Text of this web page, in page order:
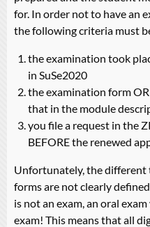
for. In order not to have an
the following criteria must
the examination took
in SuSe2020
the examination form
that in the module
you file a request in the
BEFORE the renewed
Unfortunately, the different
forms are not clearly
is not an exam, an oral
exam! This means that all